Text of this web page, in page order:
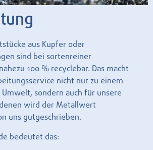
aus Kupfer oder
sind bei sortenreiner
100 % recyclebar. Das macht
nicht nur zu einem
sondern auch für unsere
wird der Metallwert
uns gutgeschrieben.
bedeutet das: